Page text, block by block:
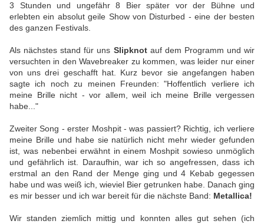
3 Stunden und ungefähr 8 Bier später vor der Bühne und
erlebten ein absolut geile Show von Disturbed - eine der besten
des ganzen Festivals.
Als nächstes stand für uns Slipknotauf dem Programm und wir
versuchten in den Wavebreaker zu kommen, was leider nur einer
von uns drei geschafft hat. Kurz bevor sie angefangen haben
sagte ich noch zu meinen Freunden: "Hoffentlich verliere ich
meine Brille nicht - vor allem, weil ich meine Brille vergessen
habe..."
Zweiter Song - erster Moshpit - was passiert? Richtig, ich verliere
meine Brille und habe sie natürlich nicht mehr wieder gefunden
ist, was nebenbei erwähnt in einem Moshpit sowieso unmöglich
und gefährlich ist. Daraufhin, war ich so angefressen, dass ich
erstmal an den Rand der Menge ging und 4 Kebab gegessen
habe und was weiß ich, wieviel Bier getrunken habe. Danach ging
es mir besser und ich war bereit für die nächste Band: Metallica!
Wir standen ziemlich mittig und konnten alles gut sehen (ich